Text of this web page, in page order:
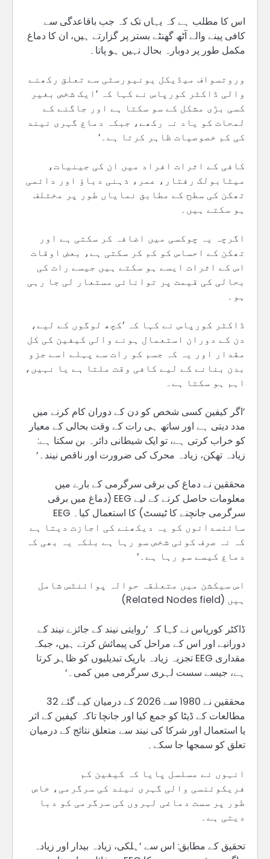
اس کا مطلب ہے کہ یہاں تک کہ جب باقاعدگی سے
کافی پینے والے آٹھ گھنٹے بستر پر گزارتے ہیں، ان کا دماغ
مکمل طور پر دوبارہ بحال نہیں ہو پاتا۔
وروتسواف میڈیکل یونیورسٹی سے تعلق رکھنے
والی ڈاکٹر کورپاس نے کہا کہ ’ایک شخص بغیر
کسی بڑی مشکل کے سو سکتا ہے اور جاگنے کے
لمحات کو یاد نہ رکھے، جبکہ دماغ گہری نیند
کی کم خصوصیات ظاہر کرتا ہے۔‘
کافی کے اثرات افراد میں ان کی جینیات،
میٹابولک رفتار، عمر، ذہنی دباؤ اور دائمی
تھکن کی سطح کے مطابق نمایاں طور پر مختلف
ہو سکتے ہیں۔
اگرچہ یہ چوکسی میں اضافہ کر سکتی ہے اور
تھکن کے احساس کو کم کر سکتی ہے، بعض اوقات
اس کے اثرات ایسے ہو سکتے ہیں جیسے رات کی
بحالی کی قیمت پر توانائی مستعار لی جا رہی
ہو۔
ڈاکٹر کورپاس نے کہا کہ ’کچھ لوگوں کے لیے،
دن کے دوران استعمال ہونے والی کیفین کی کل
مقدار اور یہ کہ جسم کو رات سے پہلے اسے جزو
بدن بنانے کے لیے کافی وقت ملتا ہے یا نہیں،
اہم ہو سکتا ہے۔
’اگر کیفین کسی شخص کو دن کے دوران کام کرنے میں
مدد دیتی ہے اور ساتھ ہی رات کے وقت بحالی کے معیار
کو خراب کرتی ہے، تو ایک شیطانی دائرہ بن سکتا ہے:
زیادہ تھکن، زیادہ محرک کی ضرورت اور ناقص نیند۔‘
محققین نے دماغ کی برقی سرگرمی کے بارے میں
معلومات حاصل کرنے کے لیے EEG (دماغ میں برقی
سرگرمی جانچنے کا ٹیسٹ) کا استعمال کیا۔ EEG
سائنسدانوں کو یہ دیکھنے کی اجازت دیتا ہے
کہ نہ صرف کوئی شخص سو رہا ہے بلکہ یہ بھی کہ
دماغ کیسے سو رہا ہے۔‘
اس سیکشن میں متعلقہ حوالہ پوائنٹس شامل
ہیں (Related Nodes field)
ڈاکٹر کورپاس نے کہا کہ ’روایتی نیند کے جائزے نیند کے
دورانیے اور اس کے مراحل کی پیمائش کرتے ہیں، جبکہ
مقداری EEG تجزیہ زیادہ باریک تبدیلیوں کو ظاہر کرتا
ہے، جیسے سست لہری سرگرمی میں کمی۔‘
محققین نے 1980 سے 2026 کے درمیان کیے گئے 32
مطالعات کے ڈیٹا کو جمع کیا اور جانچا تاکہ کیفین کے اثر
یا استعمال اور شرکا کی نیند سے متعلق نتائج کے درمیان
تعلق کو سمجھا جا سکے۔
انہوں نے مسلسل پایا کہ کیفین کم
فریکوئنسی والی گہری نیند کی سرگرمی، خاص
طور پر سست دماغی لہروں کی سرگرمی کو دبا
دیتی ہے۔
تحقیق کے مطابق: اس سے ’ہلکی، زیادہ بیدار اور زیادہ